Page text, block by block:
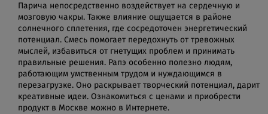
Парича непосредственно воздействует на сердечную и
мозговую чакры. Также влияние ощущается в районе
солнечного сплетения, где сосредоточен энергетический
потенциал. Смесь помогает передохнуть от тревожных
мыслей, избавиться от гнетущих проблем и принимать
правильные решения. Рапэ особенно полезно людям,
работающим умственным трудом и нуждающимся в
перезагрузке. Оно раскрывает творческий потенциал, дарит
креативные идеи. Ознакомиться с ценами и приобрести
продукт в Москве можно в Интернете.